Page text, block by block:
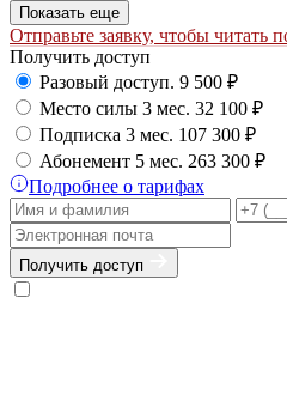
Показать еще
Отправьте заявку, чтобы читать
Получить доступ
Разовый доступ. 9 500 ₽
Место силы 3 мес. 32 100 ₽
Подписка 3 мес. 107 300 ₽
Абонемент 5 мес. 263 300 ₽
Подробнее о тарифах
Получить доступ